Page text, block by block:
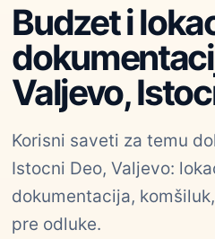
Budzet i
Valjevo,
Korisni saveti za temu
Istocni Deo, Valjevo:
dokumentacija,
pre odluke.